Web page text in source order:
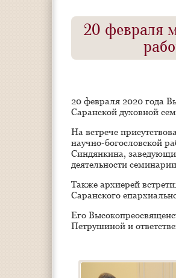
20 февраля
20 февраля 2020 года
Саранской духовной
На встрече
научно-богословской
Синдянкина,
деятельности
Также архиерей
Саранского
Его
Петрушиной и